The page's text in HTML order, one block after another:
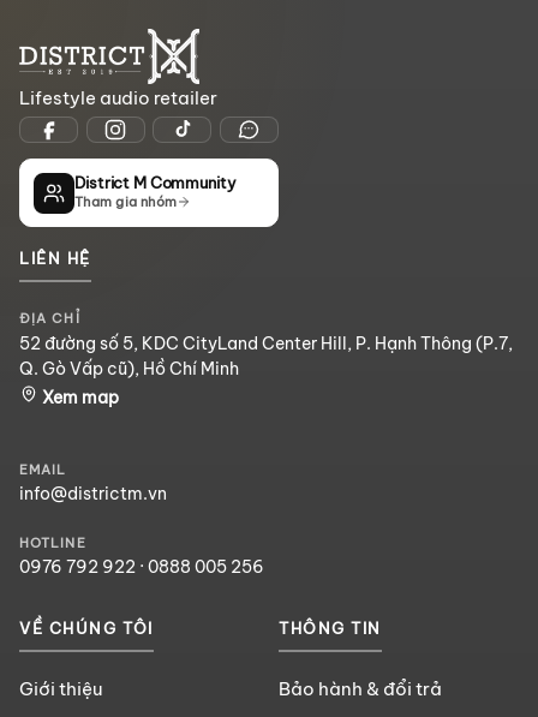
Lifestyle audio retailer
District M Community
Tham gia nhóm
LIÊN HỆ
ĐỊA CHỈ
52 đường số 5, KDC CityLand Center Hill, P. Hạnh Thông (P.7,
Q. Gò Vấp cũ), Hồ Chí Minh
Xem map
EMAIL
info@districtm.vn
HOTLINE
0976 792 922 · 0888 005 256
VỀ CHÚNG TÔI
Giới thiệu
THÔNG TIN
Bảo hành & đổi trả